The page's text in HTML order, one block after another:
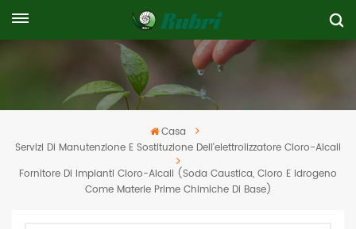
Casa
Servizi Di Manutenzione E Sostituzione Dell'elettrolizzatore Cloro-Alcali
Fornitore Di Impianti Cloro-Alcali (soda Caustica, Cloro E Idrogeno
Come Materie Prime Chimiche Di Base)